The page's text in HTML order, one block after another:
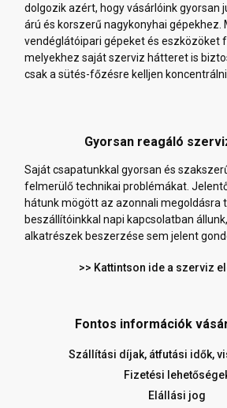
dolgozik azért, hogy vásárlóink gyorsan
árú és korszerű nagykonyhai gépekhez.
vendéglátóipari gépeket és eszközöket
melyekhez saját szerviz hátteret is
csak a sütés-főzésre kelljen
Gyorsan reagáló
Saját csapatunkkal gyorsan és
felmerülő technikai problémákat.
hátunk mögött az azonnali megoldásra
beszállítóinkkal napi kapcsolatban
alkatrészek beszerzése sem jelent
>> Kattintson ide a szerviz
Fontos információk
Szállítási díjak, átfutási idők,
Fizetési
Elállási jog